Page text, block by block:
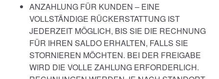
ANZAHLUNG FÜR KUNDEN – EINE
VOLLSTÄNDIGE RÜCKERSTATTUNG IST
JEDERZEIT MÖGLICH, BIS SIE DIE RECHNUNG
FÜR IHREN SALDO ERHALTEN, FALLS SIE
STORNIEREN MÖCHTEN. BEI DER FREIGABE
WIRD DIE VOLLE ZAHLUNG ERFORDERLICH.